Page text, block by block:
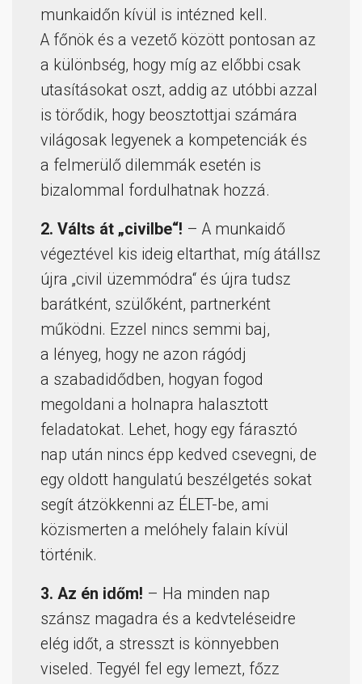
munkaidőn kívül is intézned kell.
A főnök és a vezető között pontosan az
a különbség, hogy míg az előbbi csak
utasításokat oszt, addig az utóbbi azzal
is törődik, hogy beosztottjai számára
világosak legyenek a kompetenciák és
a felmerülő dilemmák esetén is
bizalommal fordulhatnak hozzá.
2. Válts át „civilbe“! – A munkaidő
végeztével kis ideig eltarthat, míg átállsz
újra „civil üzemmódra“ és újra tudsz
barátként, szülőként, partnerként
működni. Ezzel nincs semmi baj,
a lényeg, hogy ne azon rágódj
a szabadidődben, hogyan fogod
megoldani a holnapra halasztott
feladatokat. Lehet, hogy egy fárasztó
nap után nincs épp kedved csevegni, de
egy oldott hangulatú beszélgetés sokat
segít átzökkenni az ÉLET-be, ami
közismerten a melóhely falain kívül
történik.
3. Az én időm! – Ha minden nap
szánsz magadra és a kedvteléseidre
elég időt, a stresszt is könnyebben
viseled. Tegyél fel egy lemezt, főzz